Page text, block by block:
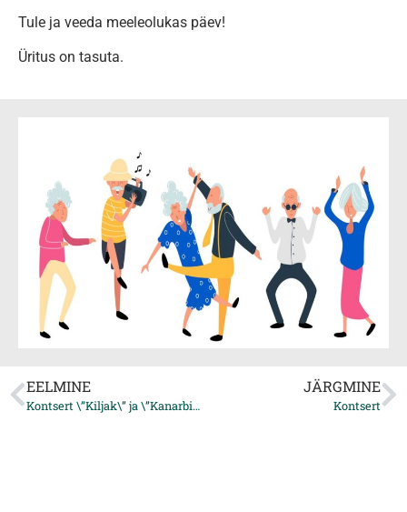
Tule ja veeda meeleolukas päev!
Üritus on tasuta.
EELMINE
Kontsert \”Kiljak\” ja \”Kanarbik\”
JÄRGMINE
Kontsert